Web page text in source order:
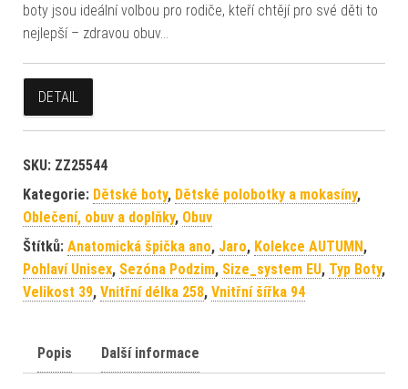
boty jsou ideální volbou pro rodiče, kteří chtějí pro své děti to
nejlepší – zdravou obuv…
DETAIL
SKU: ZZ25544
Kategorie: Dětské boty, Dětské polobotky a mokasíny,
Oblečení, obuv a doplňky, Obuv
Štítků: Anatomická špička ano, Jaro, Kolekce AUTUMN,
Pohlaví Unisex, Sezóna Podzim, Size_system EU, Typ Boty,
Velikost 39, Vnitřní délka 258, Vnitřní šířka 94
Popis Další informace